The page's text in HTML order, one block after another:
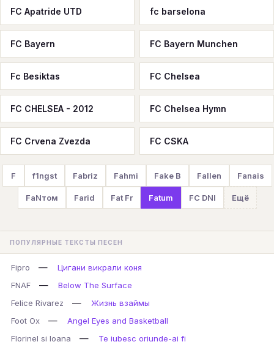
FC Apatride UTD fc barselona
FC Bayern FC Bayern Munchen
Fc Besiktas FC Chelsea
FC CHELSEA - 2012 FC Chelsea Hymn
FC Crvena Zvezda FC CSKA
F f1ngst Fabriz Fahmi Fake B Fallen Fanais
FaNтом Farid Fat Fr Fatum FC DNI Ещё
ПОПУЛЯРНЫЕ ТЕКСТЫ ПЕСЕН
Fipro —
Цигани викрали коня
FNAF
—
Below The Surface
Felice Rivarez
—
Жизнь взаймы
Foot Ox
—
Angel Eyes and Basketball
Florinel si Ioana
—
Te iubesc oriunde-ai fi